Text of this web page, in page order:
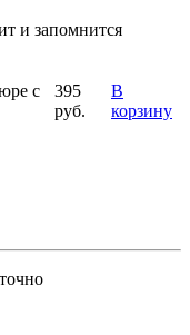
и запомнится
с
395
руб.
В
корзину